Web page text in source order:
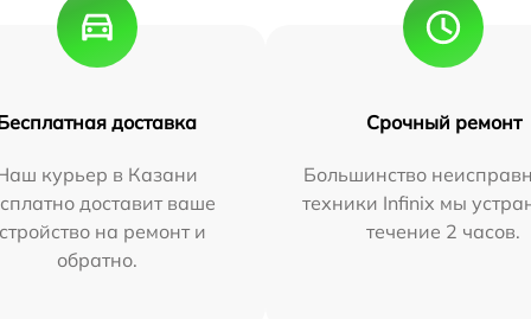
доставка
курьер в Казани
доставит ваше
на ремонт и
обратно.
Срочный ремонт
Большинство
техники Infinix мы
течение 2 часов.